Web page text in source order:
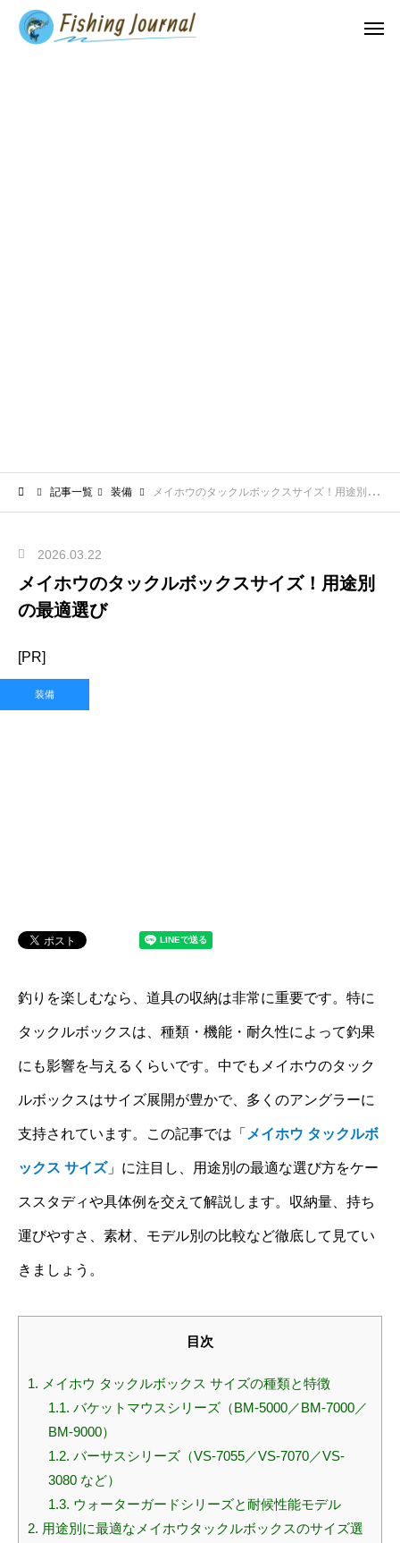
記事一覧 装備 メイホウのタックルボックスサイズ！用途別の最適選び
2026.03.22
メイホウのタックルボックスサイズ！用途別
の最適選び
[PR]
装備
釣りを楽しむなら、道具の収納は非常に重要です。特に
タックルボックスは、種類・機能・耐久性によって釣果
にも影響を与えるくらいです。中でもメイホウのタック
ルボックスはサイズ展開が豊かで、多くのアングラーに
支持されています。この記事では「 メイホウ タックルボ
ックス サイズ」に注目し、用途別の最適な選び方をケー
ススタディや具体例を交えて解説します。収納量、持ち
運びやすさ、素材、モデル別の比較など徹底して見てい
きましょう。
目次
1. メイホウ タックルボックス サイズの種類と特徴
1.1. バケットマウスシリーズ（BM-5000／BM-7000／
BM-9000）
1.2. バーサスシリーズ（VS-7055／VS-7070／VS-
3080 など）
1.3. ウォーターガードシリーズと耐候性能モデル
2. 用途別に最適なメイホウタックルボックスのサイズ選